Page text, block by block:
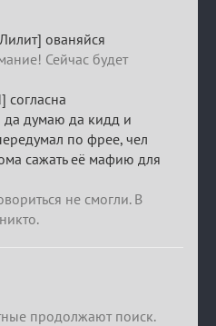
ованяйся
Сейчас будет
согласна
думаю да кидд и
по фрее, чел
сажать её мафию для
не смогли. В
продолжают поиск.